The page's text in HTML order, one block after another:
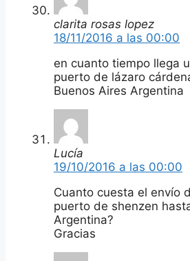
clarita rosas lopez
18/11/2016 a las 00:00
en cuanto tiempo llega
puerto de lázaro
Buenos Aires Argentina
Lucía
19/10/2016 a las 00:00
Cuanto cuesta el envío
puerto de shenzen
Argentina?
Gracias